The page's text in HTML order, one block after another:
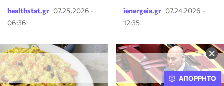
×
healthstat.gr 07.25.2026 -
06:36
ienergeia.gr 07.24.2026 -
12:35
ΑΠΟΡΡΗΤΟ